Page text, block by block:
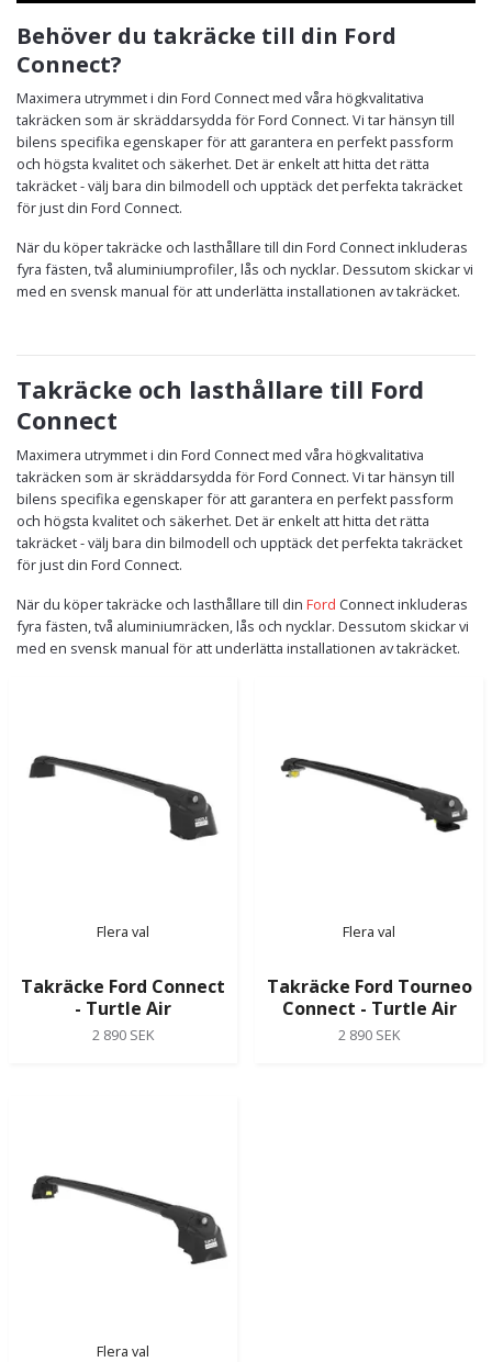
Behöver du takräcke till din Ford
Connect?
Maximera utrymmet i din Ford Connect med våra högkvalitativa
takräcken som är skräddarsydda för Ford Connect. Vi tar hänsyn till
bilens specifika egenskaper för att garantera en perfekt passform
och högsta kvalitet och säkerhet. Det är enkelt att hitta det rätta
takräcket - välj bara din bilmodell och upptäck det perfekta takräcket
för just din Ford Connect.
När du köper takräcke och lasthållare till din Ford Connect inkluderas
fyra fästen, två aluminiumprofiler, lås och nycklar. Dessutom skickar vi
med en svensk manual för att underlätta installationen av takräcket.
Takräcke och lasthållare till Ford
Connect
Maximera utrymmet i din Ford Connect med våra högkvalitativa
takräcken som är skräddarsydda för Ford Connect. Vi tar hänsyn till
bilens specifika egenskaper för att garantera en perfekt passform
och högsta kvalitet och säkerhet. Det är enkelt att hitta det rätta
takräcket - välj bara din bilmodell och upptäck det perfekta takräcket
för just din Ford Connect.
När du köper takräcke och lasthållare till din Ford Connect inkluderas
fyra fästen, två aluminiumräcken, lås och nycklar. Dessutom skickar vi
med en svensk manual för att underlätta installationen av takräcket.
Flera val
Takräcke Ford Connect
- Turtle Air
2 890 SEK
Flera val
Takräcke Ford Tourneo
Connect - Turtle Air
2 890 SEK
Flera val